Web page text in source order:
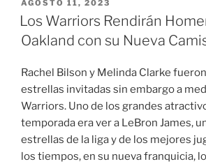
PUBLICADO
EL
AGOSTO 11, 2023
Los Warriors Rendirán
Oakland con su Nueva
Rachel Bilson y Melinda Clarke
estrellas invitadas sin embargo a
Warriors. Uno de los grandes
temporada era ver a LeBron James,
estrellas de la liga y de los mejores
los tiempos, en su nueva franquicia,